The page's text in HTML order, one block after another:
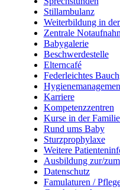
Stillambulanz
Weiterbildung in
Zentrale
Babygalerie
Beschwerdestelle
Elterncafé
Federleichtes
Karriere
Kompetenzzentren
Kurse in der
Rund ums Baby
Sturzprophylaxe
Weitere
Ausbildung zur/
Datenschutz
Famulaturen /